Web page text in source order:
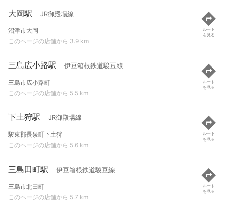
大岡駅 JR御殿場線
沼津市大岡
このページの店舗から 3.9 km
ルート
を見る
三島広小路駅 伊豆箱根鉄道駿豆線
三島市広小路町
このページの店舗から 5.5 km
ルート
を見る
下土狩駅 JR御殿場線
駿東郡長泉町下土狩
このページの店舗から 5.6 km
ルート
を見る
三島田町駅 伊豆箱根鉄道駿豆線
三島市北田町
このページの店舗から 5.7 km
ルート
を見る